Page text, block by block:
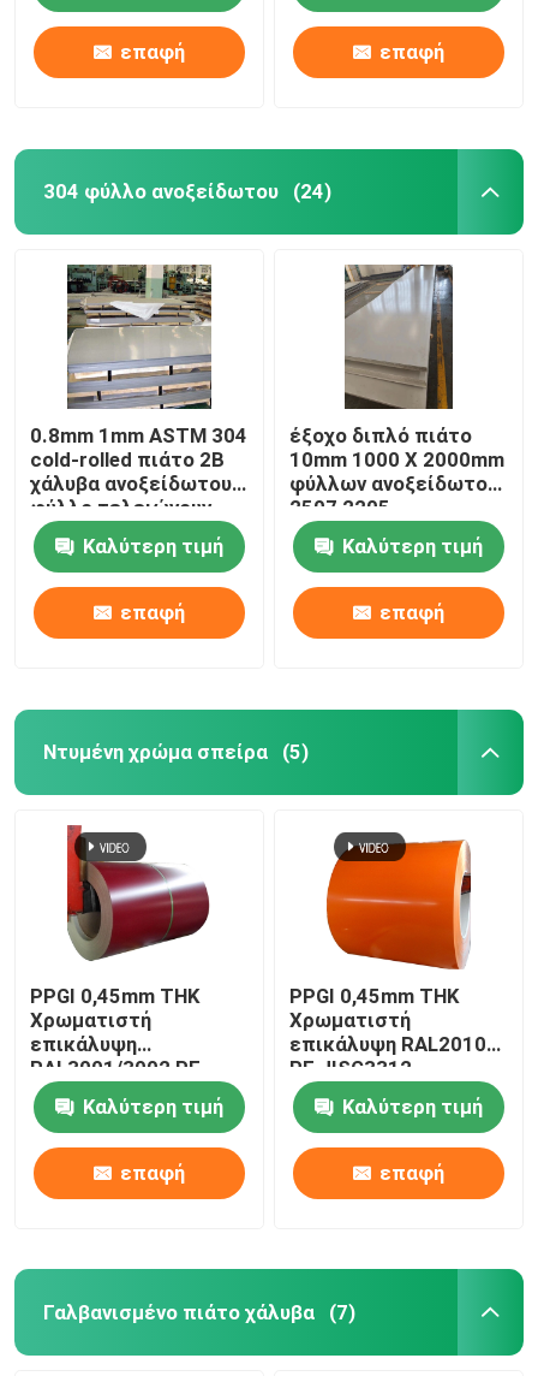
επαφή επαφή
304 φύλλο ανοξείδωτου (24)
0.8mm 1mm ASTM 304
cold-rolled πιάτο 2B
χάλυβα ανοξείδωτου
φύλλο τελειώνουν
Sus321
Καλύτερη τιμή
επαφή
έξοχο διπλό πιάτο
10mm 1000 X 2000mm
φύλλων ανοξείδωτου
2507 2205
Καλύτερη τιμή
επαφή
Ντυμένη χρώμα σπείρα (5)
PPGI 0,45mm THK
Χρωματιστή
επικάλυψη
RAL3001/3002 PE
JISG3312
Καλύτερη τιμή
επαφή
PPGI 0,45mm THK
Χρωματιστή
επικάλυψη RAL2010
PE JISG3312
Καλύτερη τιμή
επαφή
Γαλβανισμένο πιάτο χάλυβα (7)